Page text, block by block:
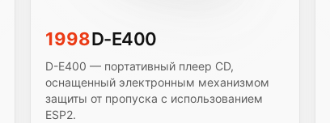
1998D-E400
D-E400 — портативный плеер CD,
оснащенный электронным механизмом
защиты от пропуска с использованием
ESP2.